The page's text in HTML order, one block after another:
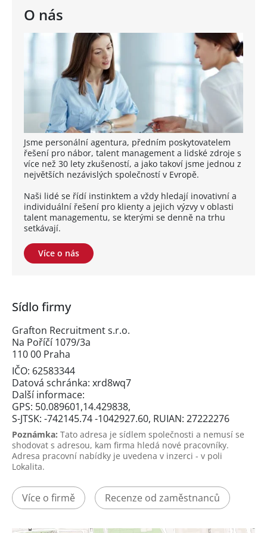
O nás
Jsme personální agentura, předním poskytovatelem
řešení pro nábor, talent management a lidské zdroje s
více než 30 lety zkušeností, a jako takoví jsme jednou z
největších nezávislých společností v Evropě.
Naši lidé se řídí instinktem a vždy hledají inovativní a
individuální řešení pro klienty a jejich výzvy v oblasti
talent managementu, se kterými se denně na trhu
setkávají.
Více o nás
Sídlo firmy
Grafton Recruitment s.r.o.
Na Poříčí 1079/3a
110 00 Praha
IČO: 62583344
Datová schránka: xrd8wq7
Další informace:
GPS: 50.089601,14.429838,
S-JTSK: -742145.74 -1042927.60, RUIAN: 27222276
Poznámka: Tato adresa je sídlem společnosti a nemusí se
shodovat s adresou, kam firma hledá nové pracovníky.
Adresa pracovní nabídky je uvedena v inzerci - v poli
Lokalita.
Více o firmě Recenze od zaměstnanců